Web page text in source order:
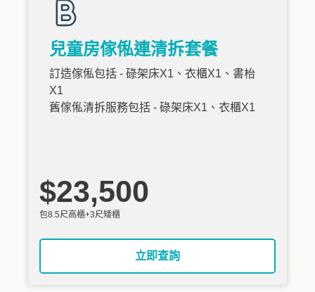
兒童房傢俬連清拆套餐
訂造傢俬包括 - 碌架床X1、衣櫃X1、書枱
X1
舊傢俬清拆服務包括 - 碌架床X1、衣櫃X1
$23,500
包8.5尺高櫃+3尺矮櫃
立即查詢